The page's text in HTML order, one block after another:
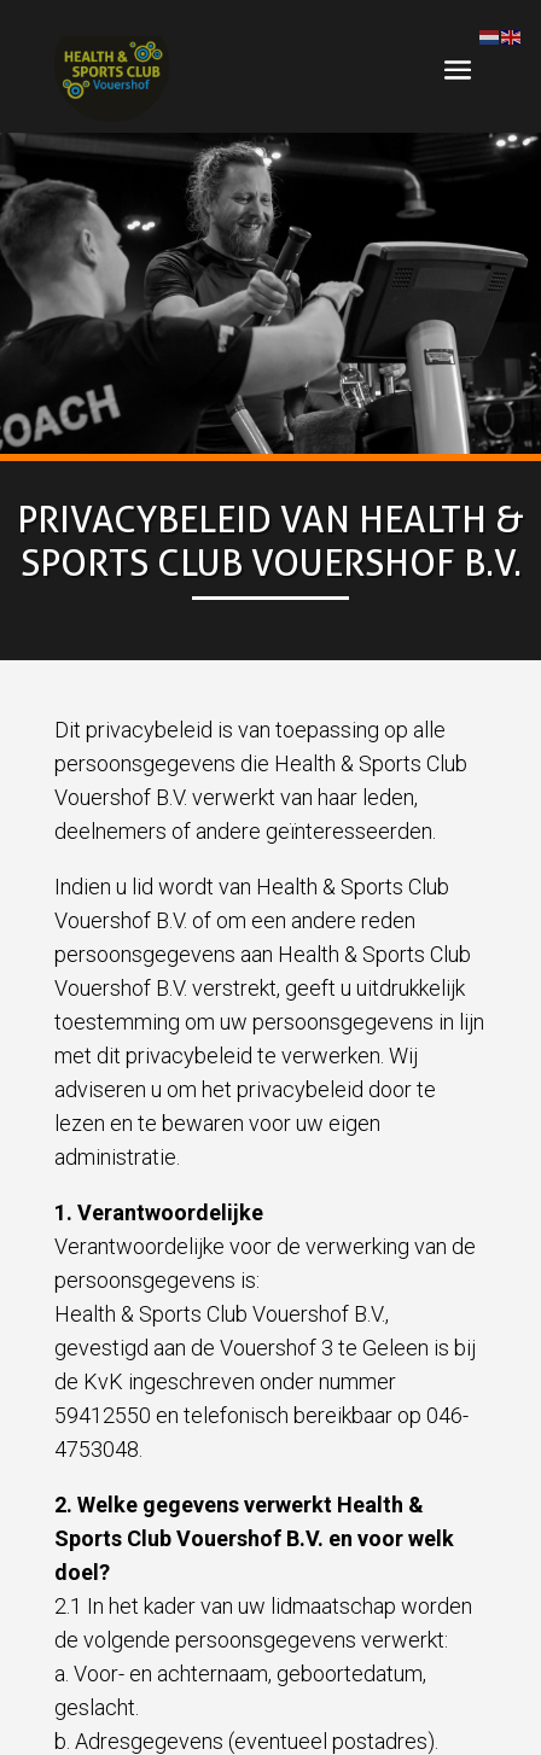
PRIVACYBELEID VAN HEALTH &
SPORTS CLUB VOUERSHOF B.V.
Dit privacybeleid is van toepassing op alle
persoonsgegevens die Health & Sports Club
Vouershof B.V. verwerkt van haar leden,
deelnemers of andere geïnteresseerden.
Indien u lid wordt van Health & Sports Club
Vouershof B.V. of om een andere reden
persoonsgegevens aan Health & Sports Club
Vouershof B.V. verstrekt, geeft u uitdrukkelijk
toestemming om uw persoonsgegevens in lijn
met dit privacybeleid te verwerken. Wij
adviseren u om het privacybeleid door te
lezen en te bewaren voor uw eigen
administratie.
1. Verantwoordelijke
Verantwoordelijke voor de verwerking van de
persoonsgegevens is:
Health & Sports Club Vouershof B.V.,
gevestigd aan de Vouershof 3 te Geleen is bij
de KvK ingeschreven onder nummer
59412550 en telefonisch bereikbaar op 046-
4753048.
2. Welke gegevens verwerkt Health &
Sports Club Vouershof B.V. en voor welk
doel?
2.1 In het kader van uw lidmaatschap worden
de volgende persoonsgegevens verwerkt:
a. Voor- en achternaam, geboortedatum,
geslacht.
b. Adresgegevens (eventueel postadres).